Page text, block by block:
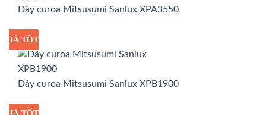
Dây curoa Mitsusumi Sanlux XPA3550
GIÁ SỈ
GIÁ TỐT
Dây curoa Mitsusumi Sanlux XPB1900